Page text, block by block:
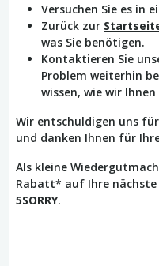
Versuchen Sie es in
Zurück zur
was Sie benötigen.
Kontaktieren Sie
Problem weiterhin
wissen, wie wir
Wir entschuldigen uns
und danken Ihnen für
Als kleine
Rabatt* auf Ihre
5SORRY.